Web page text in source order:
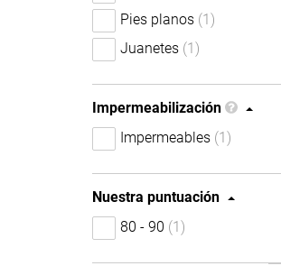
Pies planos (1)
Juanetes (1)
Impermeabilización
Impermeables (1)
Nuestra puntuación
80 - 90 (1)